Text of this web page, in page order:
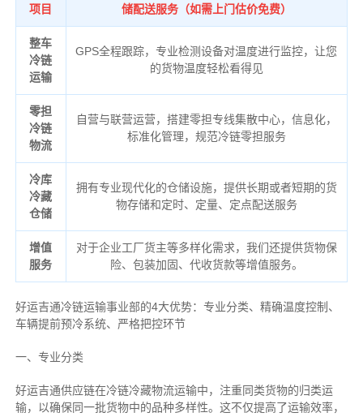
项目
储配送服务（如需上门估价免费）
整车
冷链
运输
GPS全程跟踪，专业检测设备对温度进行监控，让您
的货物温度轻松看得见
零担
冷链
物流
自营与联营运营，搭建零担专线集散中心，信息化，
标准化管理，规范冷链零担服务
冷库
冷藏
仓储
拥有专业现代化的仓储设施，提供长期或者短期的货
物存储和定时、定量、定点配送服务
增值
服务
对于企业工厂货主等多样化需求，我们还提供货物保
险、包装加固、代收货款等增值服务。
好运吉通冷链运输事业部的4大优势： 专业分类、 精确温度控制、
车辆提前预冷系统、 严格把控环节
一、专业分类
好运吉通供应链在冷链冷藏物流运输中，注重同类货物的归类运
输，以确保同一批货物中的品种多样性。这不仅提高了运输效率，